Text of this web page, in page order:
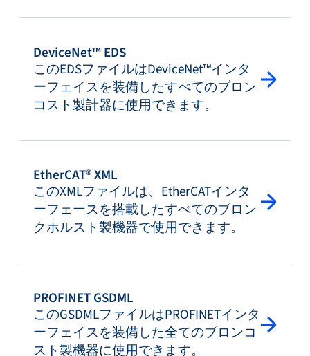
DeviceNet™ EDS
このEDSファイルはDeviceNet™インタ
ーフェイスを装備したすべてのブロン
コスト製計器に使用できます。
EtherCAT® XML
このXMLファイルは、EtherCATインタ
ーフェースを搭載したすべてのブロン
クホルスト製機器で使用できます。
PROFINET GSDML
このGSDMLファイルはPROFINETインタ
ーフェイスを装備した全てのブロンコ
スト製機器に使用できます。